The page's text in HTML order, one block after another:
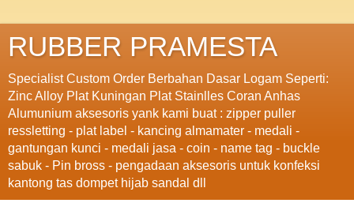
RUBBER PRAMESTA
Specialist Custom Order Berbahan Dasar Logam Seperti:
Zinc Alloy Plat Kuningan Plat Stainlles Coran Anhas
Alumunium aksesoris yank kami buat : zipper puller
ressletting - plat label - kancing almamater - medali -
gantungan kunci - medali jasa - coin - name tag - buckle
sabuk - Pin bross - pengadaan aksesoris untuk konfeksi
kantong tas dompet hijab sandal dll